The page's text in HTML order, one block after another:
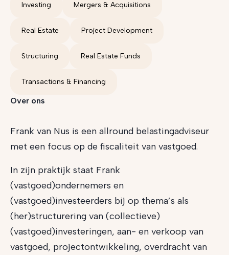
Investing Mergers & Acquisitions
Real Estate Project Development
Structuring Real Estate Funds
Transactions & Financing
Over ons
Frank van Nus is een allround belastingadviseur
met een focus op de fiscaliteit van vastgoed.
In zijn praktijk staat Frank
(vastgoed)ondernemers en
(vastgoed)investeerders bij op thema’s als
(her)structurering van (collectieve)
(vastgoed)investeringen, aan- en verkoop van
vastgoed, projectontwikkeling, overdracht van